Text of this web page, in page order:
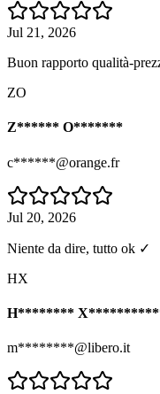
Jul 21, 2026
Buon rapporto qualità-
ZO
Z****** O*******
c******@orange.fr
Jul 20, 2026
Niente da dire, tutto ok ✓
HX
H********
m********@libero.it